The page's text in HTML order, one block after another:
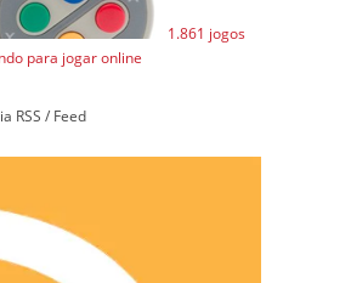
1.861 jogos
para jogar online
RSS / Feed